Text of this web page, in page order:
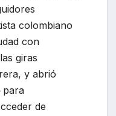
colombiano
con
giras
y abrió
para
de